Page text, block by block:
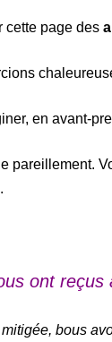
cette page des
en avant-
pareillement.
ont reçus
bous